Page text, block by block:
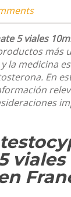
5 viales
más
la medicina
En
viales